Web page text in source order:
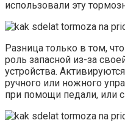
использовали эту
Разница только в том,
роль запасной из-за
устройства.
ручного или ножного
при помощи педали, или